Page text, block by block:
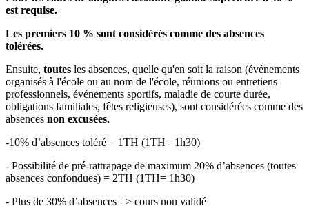
est requise.
Les premiers 10 % sont considérés comme des absences
tolérées.
Ensuite, toutes les absences, quelle qu'en soit la raison (événements
organisés à l'école ou au nom de l'école, réunions ou entretiens
professionnels, événements sportifs, maladie de courte durée,
obligations familiales, fêtes religieuses), sont considérées comme des
absences non excusées.
-10% d’absences toléré = 1TH (1TH= 1h30)
- Possibilité de pré-rattrapage de maximum 20% d’absences (toutes
absences confondues) = 2TH (1TH= 1h30)
- Plus de 30% d’absences => cours non validé